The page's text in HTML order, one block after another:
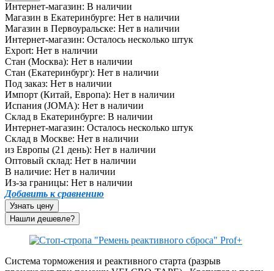
Интернет-магазин: В наличии
Магазин в Екатеринбурге: Нет в наличии
Магазин в Первоуральске: Нет в наличии
Интернет-магазин: Осталось несколько штук
Export: Нет в наличии
Стан (Москва): Нет в наличии
Стан (Екатеринбург): Нет в наличии
Под заказ: Нет в наличии
Импорт (Китай, Европа): Нет в наличии
Испания (JOMA): Нет в наличии
Склад в Екатеринбурге: В наличии
Интернет-магазин: Осталось несколько штук
Склад в Москве: Нет в наличии
из Европы (21 день): Нет в наличии
Оптовый склад: Нет в наличии
В наличие: Нет в наличии
Из-за границы: Нет в наличии
Добавить к сравнению
Узнать цену
Система торможения и реактивного старта (разрыв